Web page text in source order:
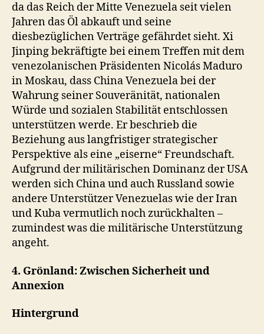
da das Reich der Mitte Venezuela seit vielen
Jahren das Öl abkauft und seine
diesbezüglichen Verträge gefährdet sieht. Xi
Jinping bekräftigte bei einem Treffen mit dem
venezolanischen Präsidenten Nicolás Maduro
in Moskau, dass China Venezuela bei der
Wahrung seiner Souveränität, nationalen
Würde und sozialen Stabilität entschlossen
unterstützen werde. Er beschrieb die
Beziehung aus langfristiger strategischer
Perspektive als eine „eiserne“ Freundschaft.
Aufgrund der militärischen Dominanz der USA
werden sich China und auch Russland sowie
andere Unterstützer Venezuelas wie der Iran
und Kuba vermutlich noch zurückhalten –
zumindest was die militärische Unterstützung
angeht.
4. Grönland: Zwischen Sicherheit und
Annexion
Hintergrund